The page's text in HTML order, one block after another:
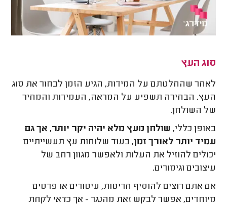
סוג העץ
לאחר שהחלטתם על המידות, הגיע הזמן לבחור את סוג
העץ. הבחירה תשפיע על המראה, העמידות והמחיר
של השולחן.
באופן כללי, שולחן מעץ מלא יהיה יקר יותר, אך גם
עמיד יותר לאורך זמן, בעוד שלוחות עץ תעשייתיים
יכולים להוזיל את העלות ולאפשר מגוון רחב של
עיצובים וגימורים.
אם אתם רוצים להוסיף חריטות, עיטורים או פרטים
מיוחדים, אפשר לבקש זאת מהנגר - אך כדאי לקחת